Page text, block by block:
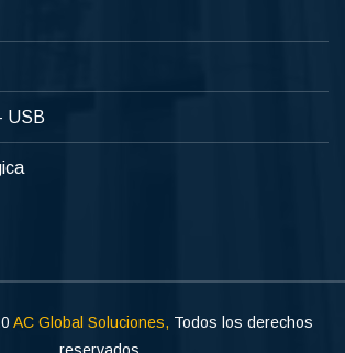
USB
AC Global Soluciones, Todos los derechos